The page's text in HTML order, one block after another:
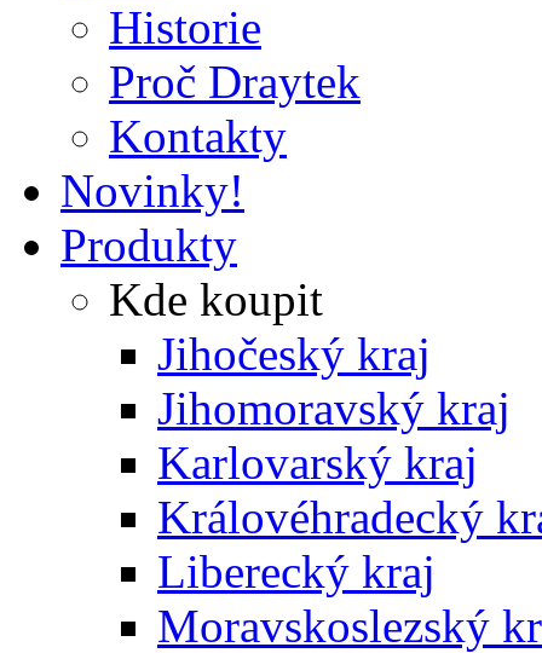
Historie
Proč Draytek
Kontakty
Novinky!
Produkty
Kde koupit
Jihočeský kraj
Jihomoravský kraj
Karlovarský kraj
Královéhradecký
Liberecký kraj
Moravskoslezský